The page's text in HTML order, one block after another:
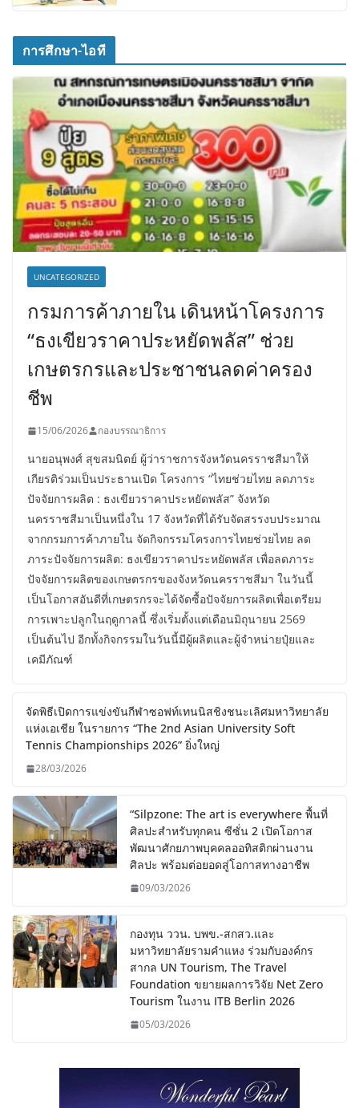
การศึกษา-ไอที
UNCATEGORIZED
กรมการค้าภายใน เดินหน้าโครงการ
“ธงเขียวราคาประหยัดพลัส” ช่วย
เกษตรกรและประชาชนลดค่าครอง
ชีพ
15/06/2026 กองบรรณาธิการ
นายอนุพงศ์ สุขสมนิตย์ ผู้ว่าราชการจังหวัดนครราชสีมาให้
เกียรติร่วมเป็นประธานเปิด โครงการ “ไทยช่วยไทย ลดภาระ
ปัจจัยการผลิต : ธงเขียวราคาประหยัดพลัส” จังหวัด
นครราชสีมาเป็นหนึ่งใน 17 จังหวัดที่ได้รับจัดสรรงบประมาณ
จากกรมการค้าภายใน จัดกิจกรรมโครงการไทยช่วยไทย ลด
ภาระปัจจัยการผลิต: ธงเขียวราคาประหยัดพลัส เพื่อลดภาระ
ปัจจัยการผลิตของเกษตรกรของจังหวัดนครราชสีมา ในวันนี้
เป็นโอกาสอันดีที่เกษตรกรจะได้จัดซื้อปัจจัยการผลิตเพื่อเตรียม
การเพาะปลูกในฤดูกาลนี้ ซึ่งเริ่มตั้งแต่เดือนมิถุนายน 2569
เป็นต้นไป อีกทั้งกิจกรรมในวันนี้มีผู้ผลิตและผู้จำหน่ายปุ๋ยและ
เคมีภัณฑ์
จัดพิธีเปิดการแข่งขันกีฬาซอฟท์เทนนิสชิงชนะเลิศมหาวิทยาลัย
แห่งเอเชีย ในรายการ “The 2nd Asian University Soft
Tennis Championships 2026” ยิ่งใหญ่
28/03/2026
“Silpzone: The art is everywhere พื้นที่
ศิลปะสำหรับทุกคน ซีซั่น 2 เปิดโอกาส
พัฒนาศักยภาพบุคคลออทิสติกผ่านงาน
ศิลปะ พร้อมต่อยอดสู่โอกาสทางอาชีพ
09/03/2026
กองทุน ววน. บพข.-สกสว.และ
มหาวิทยาลัยรามคำแหง ร่วมกับองค์กร
สากล UN Tourism, The Travel
Foundation ขยายผลการวิจัย Net Zero
Tourism ในงาน ITB Berlin 2026
05/03/2026